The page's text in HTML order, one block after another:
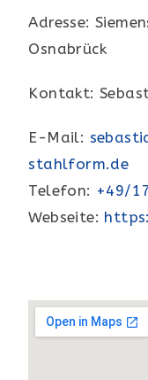
Adresse:
Osnabrück
Kontakt:
E-Mail:
stahlform.de
Telefon: +49/
Webseite: